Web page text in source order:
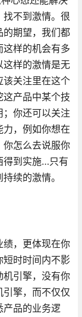
不到激情。很
的期望，我们都
样的机会有多
这样的激情是无
该关注里在这个
产品中某个技
你还可以关注
，例如你想在
怎么去说服你
得到实施…只有
续的激情。
，更体现在你
短时时间内不影
机引擎，没有你
擎，而不仅仅
产品的业务逻